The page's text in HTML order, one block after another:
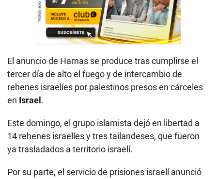
El anuncio de Hamas se produce tras cumplirse el
tercer día de alto el fuego y de intercambio de
rehenes israelíes por palestinos presos en cárceles
en Israel.
Este domingo, el grupo islamista dejó en libertad a
14 rehenes israelíes y tres tailandeses, que fueron
ya trasladados a territorio israelí.
Por su parte, el servicio de prisiones israelí anunció